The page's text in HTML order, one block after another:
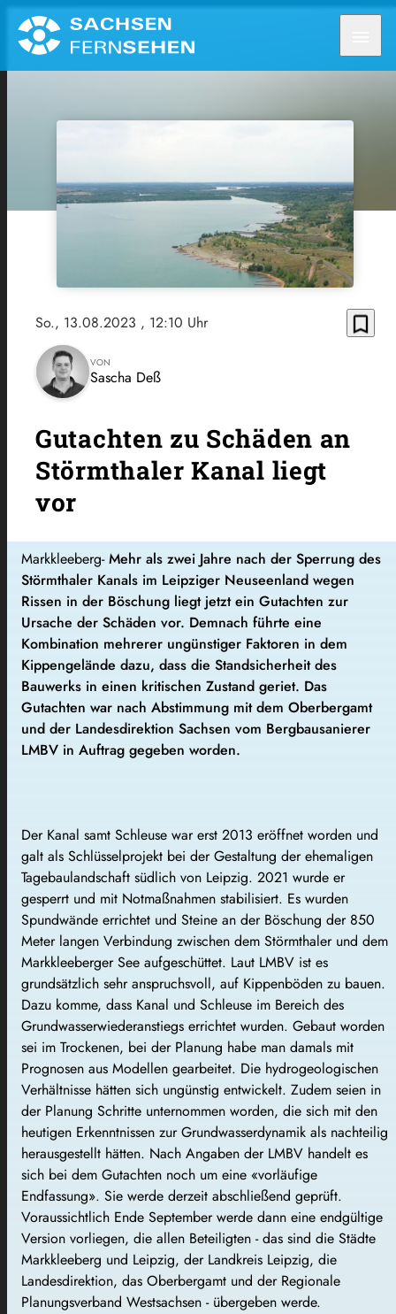
So., 13.08.2023 , 12:10 Uhr bookmark_border
VON
Sascha Deß
Gutachten zu Schäden an
Störmthaler Kanal liegt
vor
Markkleeberg-Mehr als zwei Jahre nach der Sperrung des
Störmthaler Kanals im Leipziger Neuseenland wegen
Rissen in der Böschung liegt jetzt ein Gutachten zur
Ursache der Schäden vor. Demnach führte eine
Kombination mehrerer ungünstiger Faktoren in dem
Kippengelände dazu, dass die Standsicherheit des
Bauwerks in einen kritischen Zustand geriet. Das
Gutachten war nach Abstimmung mit dem Oberbergamt
und der Landesdirektion Sachsen vom Bergbausanierer
LMBV in Auftrag gegeben worden.
Der Kanal samt Schleuse war erst 2013 eröffnet worden und
galt als Schlüsselprojekt bei der Gestaltung der ehemaligen
Tagebaulandschaft südlich von Leipzig. 2021 wurde er
gesperrt und mit Notmaßnahmen stabilisiert. Es wurden
Spundwände errichtet und Steine an der Böschung der 850
Meter langen Verbindung zwischen dem Störmthaler und dem
Markkleeberger See aufgeschüttet. Laut LMBV ist es
grundsätzlich sehr anspruchsvoll, auf Kippenböden zu bauen.
Dazu komme, dass Kanal und Schleuse im Bereich des
Grundwasserwiederanstiegs errichtet wurden. Gebaut worden
sei im Trockenen, bei der Planung habe man damals mit
Prognosen aus Modellen gearbeitet. Die hydrogeologischen
Verhältnisse hätten sich ungünstig entwickelt. Zudem seien in
der Planung Schritte unternommen worden, die sich mit den
heutigen Erkenntnissen zur Grundwasserdynamik als nachteilig
herausgestellt hätten. Nach Angaben der LMBV handelt es
sich bei dem Gutachten noch um eine «vorläufige
Endfassung». Sie werde derzeit abschließend geprüft.
Voraussichtlich Ende September werde dann eine endgültige
Version vorliegen, die allen Beteiligten - das sind die Städte
Markkleeberg und Leipzig, der Landkreis Leipzig, die
Landesdirektion, das Oberbergamt und der Regionale
Planungsverband Westsachsen - übergeben werde.